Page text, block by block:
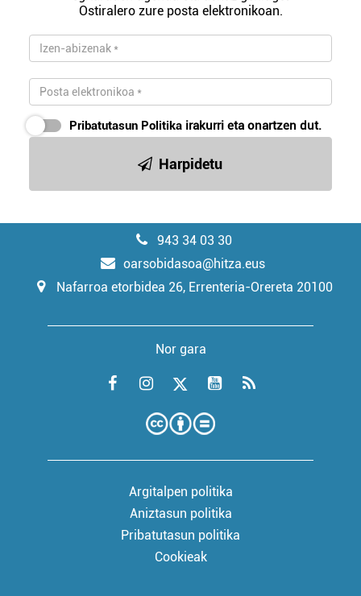
Ostiralero zure posta elektronikoan.
Pribatutasun Politika irakurri eta onartzen dut.
Harpidetu
943 34 03 30
oarsobidasoa@hitza.eus
Nafarroa etorbidea 26, Errenteria-Orereta 20100
Nor gara
Argitalpen politika
Aniztasun politika
Pribatutasun politika
Cookieak